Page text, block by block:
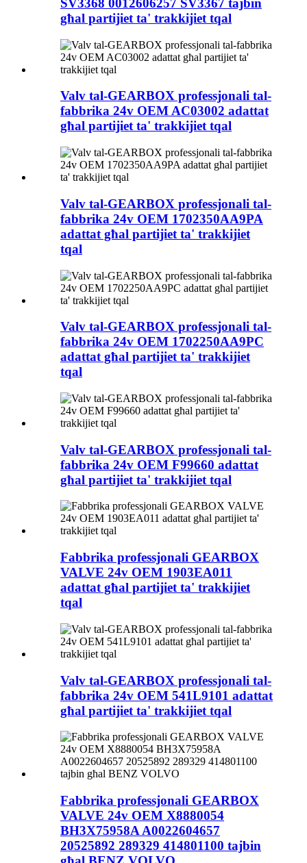
SV3368 0012606257 SV3367 tajbin
għal partijiet ta' trakkijiet tqal
Valv tal-GEARBOX professjonali tal-
fabbrika 24v OEM AC03002 adattat
għal partijiet ta' trakkijiet tqal
Valv tal-GEARBOX professjonali tal-
fabbrika 24v OEM 1702350AA9PA
adattat għal partijiet ta' trakkijiet
tqal
Valv tal-GEARBOX professjonali tal-
fabbrika 24v OEM 1702250AA9PC
adattat għal partijiet ta' trakkijiet
tqal
Valv tal-GEARBOX professjonali tal-
fabbrika 24v OEM F99660 adattat
għal partijiet ta' trakkijiet tqal
Fabbrika professjonali GEARBOX
VALVE 24v OEM 1903EA011
adattat għal partijiet ta' trakkijiet
tqal
Valv tal-GEARBOX professjonali tal-
fabbrika 24v OEM 541L9101 adattat
għal partijiet ta' trakkijiet tqal
Fabbrika professjonali GEARBOX
VALVE 24v OEM X8880054
BH3X75958A A0022604657
20525892 289329 414801100 tajbin